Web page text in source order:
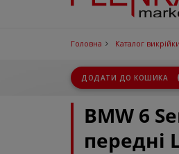
Головна Каталог
ДОДАТИ ДО КОШИКА
BMW 6
передні